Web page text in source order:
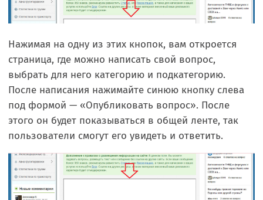
Нажимая на одну из этих кнопок, вам откроется
страница, где можно написать свой вопрос,
выбрать для него категорию и подкатегорию.
После написания нажимайте синюю кнопку слева
под формой — «Опубликовать вопрос». После
этого он будет показываться в общей ленте, так
пользователи смогут его увидеть и ответить.